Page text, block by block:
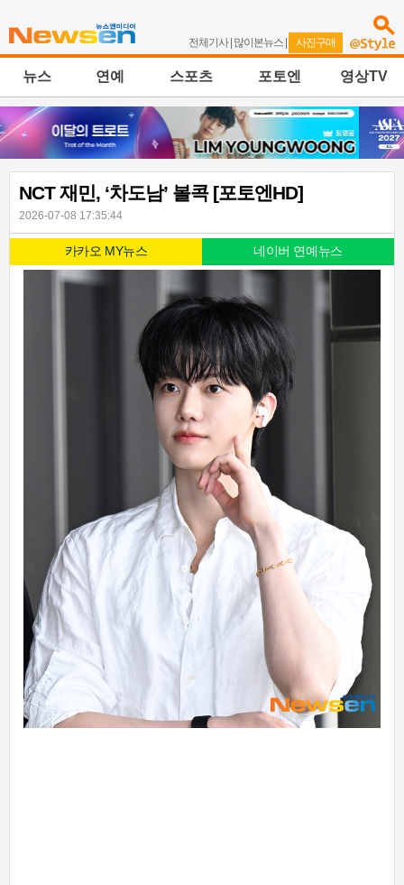
전체기사| 많이본뉴스 | 사진구매
뉴스 연예 스포츠 포토엔 영상TV
NCT 재민, ‘차도남’ 볼콕 [포토엔HD]
2026-07-08 17:35:44
카카오 MY뉴스 네이버 연예뉴스